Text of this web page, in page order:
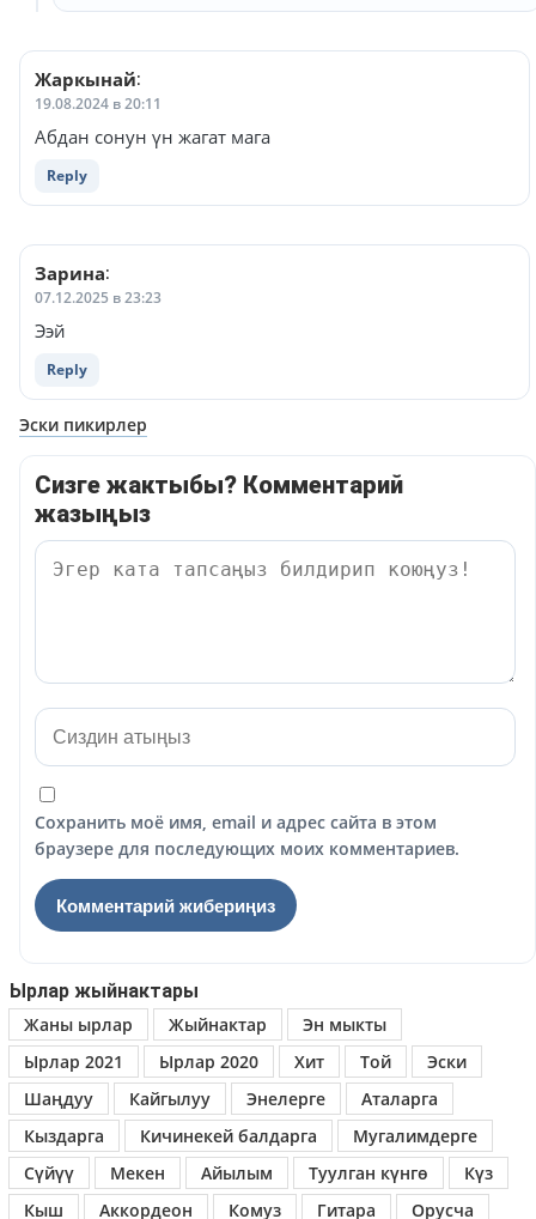
Жаркынай:
19.08.2024 в 20:11
Абдан сонун үн жагат мага
Reply
Зарина:
07.12.2025 в 23:23
Ээй
Reply
Навигация
комментариям
Эски пикирлер
Сизге жактыбы? Комментарий
жазыңыз
Сохранить моё имя, email и адрес сайта в этом
браузере для последующих моих комментариев.
Ырлар жыйнактары
Жаны ырлар
Жыйнактар
Эн мыкты
Ырлар 2021
Ырлар 2020 Хит Той
Эски
Шаңдуу
Кайгылуу Энелерге
Аталарга
Кыздарга
Кичинекей балдарга
Мугалимдерге
Сүйүү
Мекен Айылым Туулган күнгө
Күз
Кыш
Аккордеон Комуз Гитара Орусча